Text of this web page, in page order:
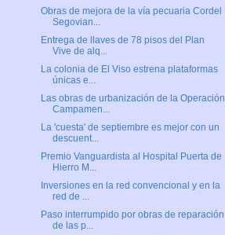
Obras de mejora de la vía pecuaria Cordel
Segovian...
Entrega de llaves de 78 pisos del Plan
Vive de alq...
La colonia de El Viso estrena plataformas
únicas e...
Las obras de urbanización de la Operación
Campamen...
La 'cuesta' de septiembre es mejor con un
descuent...
Premio Vanguardista al Hospital Puerta de
Hierro M...
Inversiones en la red convencional y en la
red de ...
Paso interrumpido por obras de reparación
de las p...